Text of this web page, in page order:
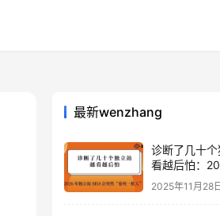
最新wenzhang
诊断了几十
看越后怕：
站 SEO 可能
一批人”？
2025年11月28